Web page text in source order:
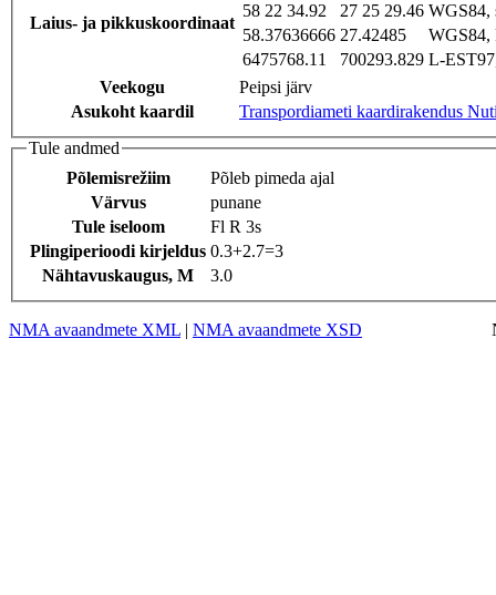
Laius- ja pikkuskoordinaat
58 22 34.92
27 25 29.46 WGS84,
58.37636666 27.42485
WGS84,
6475768.11
700293.829 L-
Veekogu
Peipsi järv
Asukoht kaardil
Transpordiameti kaardirakendus
Tule andmed
Põlemisrežiim
Põleb pimeda ajal
Värvus
punane
Tule iseloom
Fl R 3s
Plingiperioodi kirjeldus 0.3+2.7=3
Nähtavuskaugus, M
3.0
NMA avaandmete XML | NMA avaandmete XSD